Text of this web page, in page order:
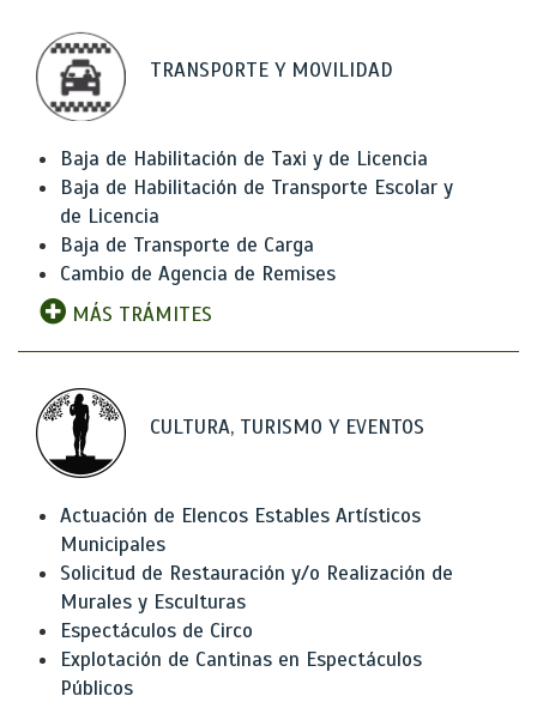
TRANSPORTE Y MOVILIDAD
Baja de Habilitación de Taxi y de Licencia
Baja de Habilitación de Transporte Escolar y
de Licencia
Baja de Transporte de Carga
Cambio de Agencia de Remises
MÁS TRÁMITES
CULTURA, TURISMO Y EVENTOS
Actuación de Elencos Estables Artísticos
Municipales
Solicitud de Restauración y/o Realización de
Murales y Esculturas
Espectáculos de Circo
Explotación de Cantinas en Espectáculos
Públicos